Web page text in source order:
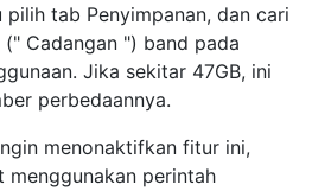
pilih tab Penyimpanan, dan cari
(" Cadangan ") band pada
Jika sekitar 47GB, ini
perbedaannya.
menonaktifkan fitur ini,
menggunakan perintah